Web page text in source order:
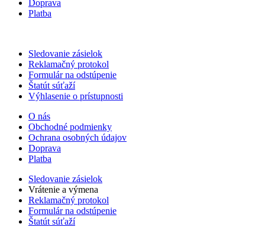
Doprava
Platba
Sledovanie zásielok
Reklamačný protokol
Formulár na odstúpenie
Štatút súťaží
Výhlasenie o prístupnosti
O nás
Obchodné podmienky
Ochrana osobných údajov
Doprava
Platba
Sledovanie zásielok
Vrátenie a výmena
Reklamačný protokol
Formulár na odstúpenie
Štatút súťaží